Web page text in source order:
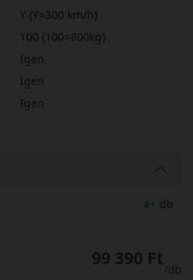
Y (Y=300 km/h)
100 (100=800kg)
Igen
Igen
Igen
4+ db
99 390 Ft
/db